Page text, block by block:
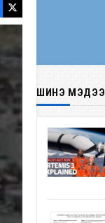
ШИНЭ МЭДЭЭ